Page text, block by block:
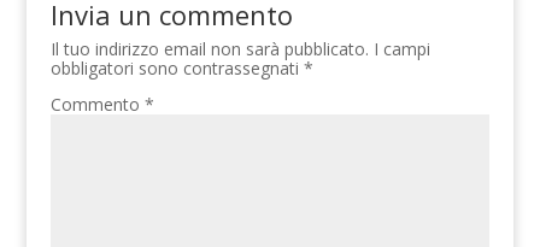
Invia un commento
Il tuo indirizzo email non sarà pubblicato. I campi
obbligatori sono contrassegnati*
Commento*